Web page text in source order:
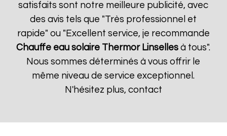
satisfaits sont notre meilleure publicité, avec
des avis tels que "Très professionnel et
rapide" ou "Excellent service, je recommande
Chauffe eau solaire Thermor Linselles à tous".
Nous sommes déterminés à vous offrir le
même niveau de service exceptionnel.
N'hésitez plus, contact